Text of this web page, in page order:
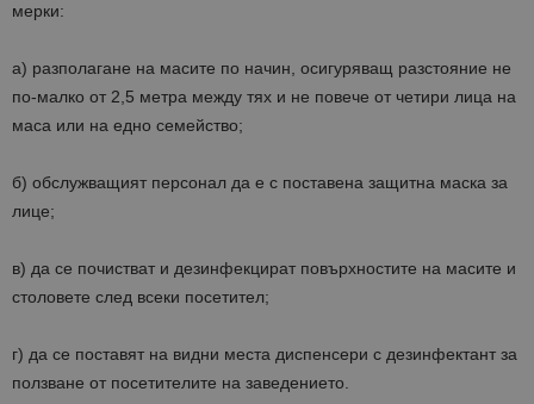
мерки:
а) разполагане на масите по начин, осигуряващ разстояние не
по-малко от 2,5 метра между тях и не повече от четири лица на
маса или на едно семейство;
б) обслужващият персонал да е с поставена защитна маска за
лице;
в) да се почистват и дезинфекцират повърхностите на масите и
столовете след всеки посетител;
г) да се поставят на видни места диспенсери с дезинфектант за
ползване от посетителите на заведението.